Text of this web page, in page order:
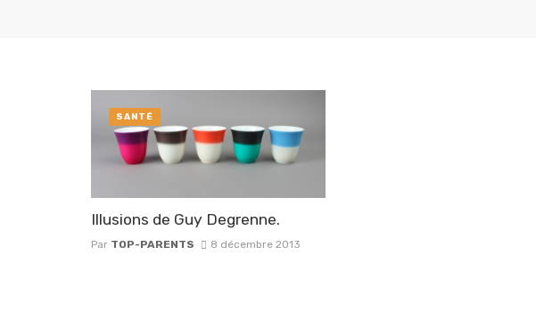
Illusions de Guy Degrenne.
Par TOP-PARENTS 8 décembre 2013
SANTÉ